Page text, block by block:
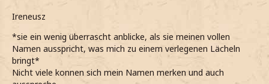
Ireneusz
*sie ein wenig überrascht anblicke, als sie meinen vollen
Namen ausspricht, was mich zu einem verlegenen Lächeln
bringt*
Nicht viele konnen sich mein Namen merken und auch